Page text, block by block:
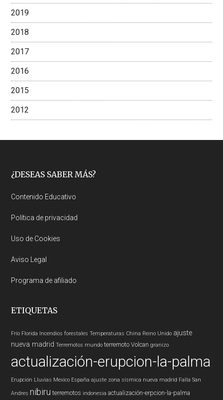
2019
2018
2017
2016
2015
2012
Footer
¿DESEAS SABER MÁS?
Contenido Educativo
Política de privacidad
Uso de Cookies
Aviso Legal
Programa de afiliado
ETIQUETAS
Frío Florida Incendios forestales Temperaturas China Reino Unido ajuste
nueva madrid Terremotos mundo terremoto Volcan granizo
actualización-erupcion-la-palma
Erupción Lluvias Mexico España ajuste zona sísmica nueva madrid Falla San
Andres nibiru terremotos indonesia actualización-erpcion-la-palma